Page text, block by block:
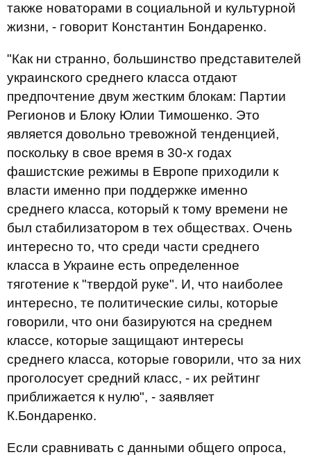
также новаторами в социальной и культурной
жизни, - говорит Константин Бондаренко.
"Как ни странно, большинство представителей
украинского среднего класса отдают
предпочтение двум жестким блокам: Партии
Регионов и Блоку Юлии Тимошенко. Это
является довольно тревожной тенденцией,
поскольку в свое время в 30-х годах
фашистские режимы в Европе приходили к
власти именно при поддержке именно
среднего класса, который к тому времени не
был стабилизатором в тех обществах. Очень
интересно то, что среди части среднего
класса в Украине есть определенное
тяготение к "твердой руке". И, что наиболее
интересно, те политические силы, которые
говорили, что они базируются на среднем
классе, которые защищают интересы
среднего класса, которые говорили, что за них
проголосует средний класс, - их рейтинг
приближается к нулю", - заявляет
К.Бондаренко.
Если сравнивать с данными общего опроса,